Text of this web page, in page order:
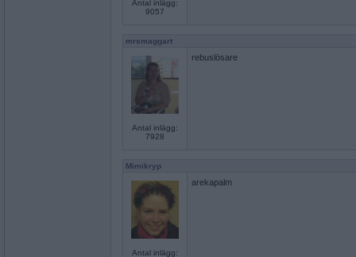
Antal inlägg:
9057
mrsmaggart
Antal inlägg:
7928
rebuslösare
Mimikryp
Antal inlägg:
arekapalm